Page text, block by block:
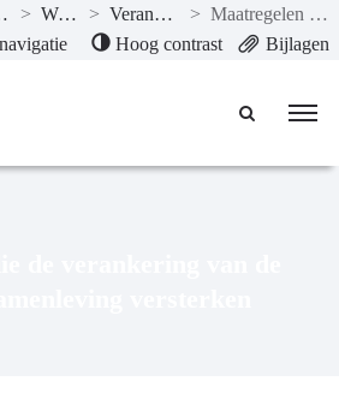
milieu > Wat willen we bereiken? > Verankering van de natuur in de samenleving >
Maatregelen die de verankering van de natuur in de samenleving versterken
Hoog contrast Bijlagen